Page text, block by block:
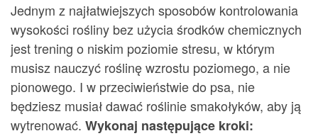
Jednym z najłatwiejszych sposobów kontrolowania
wysokości rośliny bez użycia środków chemicznych
jest trening o niskim poziomie stresu, w którym
musisz nauczyć roślinę wzrostu poziomego, a nie
pionowego. I w przeciwieństwie do psa, nie
będziesz musiał dawać roślinie smakołyków, aby ją
wytrenować. Wykonaj następujące kroki: